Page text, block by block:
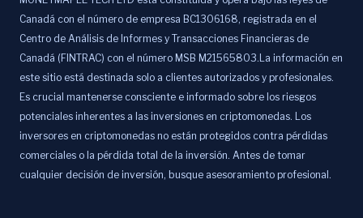
Canadá con el número de empresa BC1306168, registrada en el
Centro de Análisis de Informes y Transacciones Financieras de
Canadá (FINTRAC) con el número MSB M21565803.La información en
este sitio está destinada solo a clientes autorizados y profesionales.
Es crucial mantenerse consciente e informado sobre los riesgos
potenciales inherentes a las inversiones en criptomonedas. Los
inversores en criptomonedas no están protegidos contra pérdidas
comerciales o la pérdida total de la inversión. Antes de tomar
cualquier decisión de inversión, busque asesoramiento profesional.